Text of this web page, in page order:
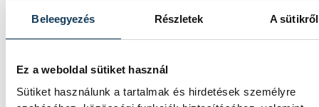
Beleegyezés Részletek A sütikről
Ez a weboldal sütiket használ
Sütiket használunk a tartalmak és hirdetések személyre
Késéltánc a Dunán: Mi
történik, ha leáll Paks?
Mártha Imre, az MVM Zrt. egykori